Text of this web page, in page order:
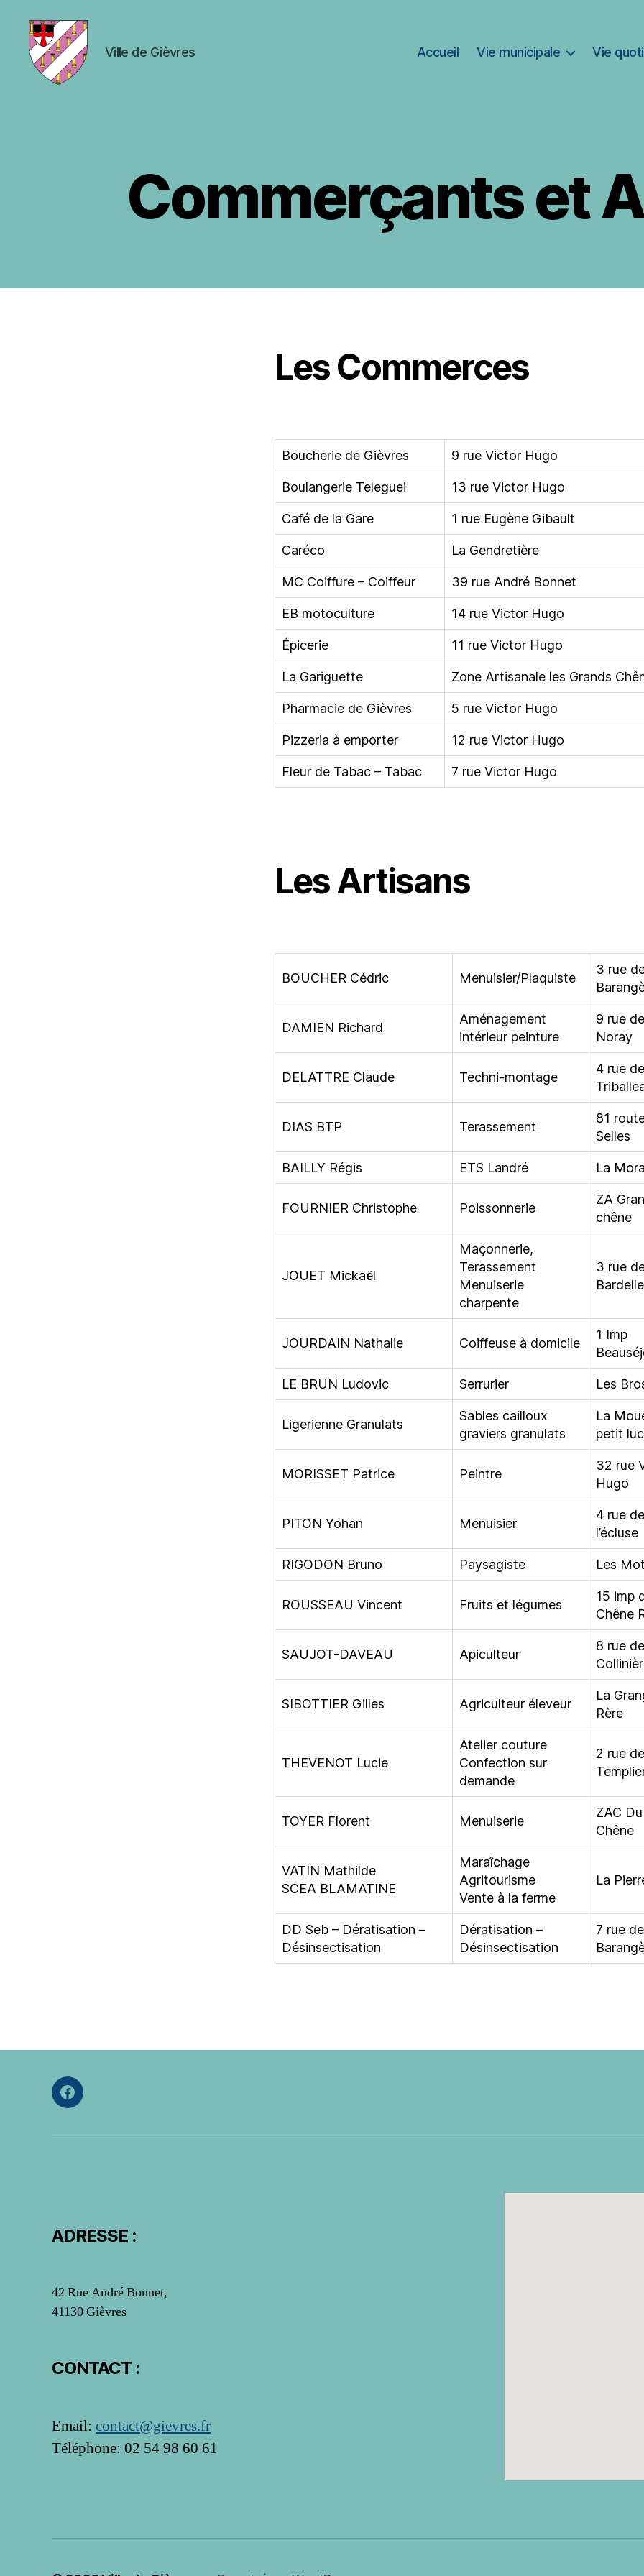
Ville de Gièvres Accueil Vie municipale Vie
Commerçants et
Les Commerces
Boucherie de Gièvres 9 rue Victor Hugo
Boulangerie Teleguei 13 rue Victor Hugo
Café de la Gare 1 rue Eugène Gibault
Caréco La Gendretière
MC Coiffure – Coiffeur 39 rue André Bonnet
EB motoculture 14 rue Victor Hugo
Épicerie 11 rue Victor Hugo
La Gariguette Zone Artisanale les Grands
Pharmacie de Gièvres 5 rue Victor Hugo
Pizzeria à emporter 12 rue Victor Hugo
Fleur de Tabac – Tabac 7 rue Victor Hugo
Les Artisans
BOUCHER Cédric Menuisier/Plaquiste
3 rue
DAMIEN Richard
Aménagement
intérieur peinture
9 rue de
Noray
DELATTRE Claude Techni-montage
4 rue
DIAS BTP Terassement
81
Selles
BAILLY Régis ETS Landré La
FOURNIER Christophe Poissonnerie
ZA
chêne
JOUET Mickaël
Maçonnerie,
Terassement
Menuiserie
charpente
3 rue
JOURDAIN Nathalie Coiffeuse à domicile
1 Imp
LE BRUN Ludovic Serrurier Les
Ligerienne Granulats
Sables cailloux
graviers granulats
La
petit luc
MORISSET Patrice Peintre
32 rue
Hugo
PITON Yohan Menuisier
4 rue de
l’écluse
RIGODON Bruno Paysagiste Les
ROUSSEAU Vincent Fruits et légumes
15 imp
Chêne
SAUJOT-DAVEAU Apiculteur
8 rue
SIBOTTIER Gilles Agriculteur éleveur
La
Rère
THEVENOT Lucie
Atelier couture
Confection sur
demande
2 rue
TOYER Florent Menuiserie
ZAC
Chêne
VATIN Mathilde
SCEA BLAMATINE
Maraîchage
Agritourisme
Vente à la ferme
La
DD Seb – Dératisation –
Désinsectisation
Dératisation –
Désinsectisation
7 rue
Facebook
ADRESSE :
42 Rue André Bonnet,
41130 Gièvres
CONTACT :
Email: contact@gievres.fr
Téléphone: 02 54 98 60 61